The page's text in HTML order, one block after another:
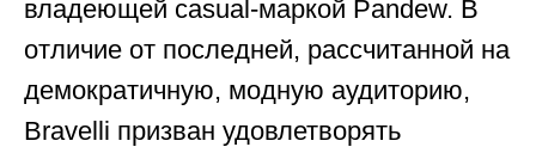
владеющей casual-маркой Pandew. В
отличие от последней, рассчитанной на
демократичную, модную аудиторию,
Bravelli призван удовлетворять